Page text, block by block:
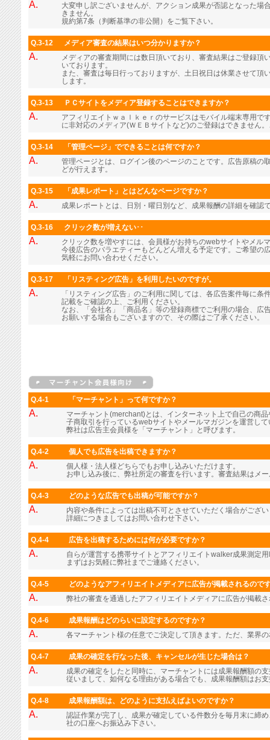
A.
大変申し訳ございませんが、アクション成果が否認となった場
きません。
規約第7条（判断基準の非公開）をご覧下さい。
Q.3-12 メディア審査の結果はいつ分かりますか？
A.
メディアの審査期間には数日頂いており、審査結果はご登録頂
いております。
また、審査は毎日行っておりますが、土日祝日は休業させて頂
します。
Q.3-13 ＰＣサイトをメディア登録することはできますか？
A.
アフィリエイトｗａｌｋｅｒのサービスはモバイル端末専用で
に非対応のメディア(ＷＥＢサイトなど)のご登録はできません
Q.3-14 「管理ページ」でできることは何ですか？
A.
管理ページとは、ログイン後のページのことです。広告原稿の
どが行えます。
Q.3-15 「成果レポート」とはどんなページですか？
A. 成果レポートとは、日別・曜日別など、成果報酬の詳細を確認
Q.3-16 クリック数が増えない･･
A.
クリック数を増やすには、会員様がお持ちのwebサイトやメル
今後広告のバラエティーもどんどん増える予定です。ご希望の
気軽にお問い合わせください。
Q.3-17 「リスティング広告」を利用したいのですが。
A.
「リスティング広告」のご利用に関しては、各広告案件毎に
記載をご確認の上、ご利用ください。
なお、「会社名」「商品名」等の登録商標でご利用の場合、広
お願いする場合もございますので、その際はご了承ください。
Q.4-1 「マーチャント」って何ですか？
A.
マーチャント(merchant)とは、インターネット上で自己の商
子商取引を行っているwebサイトやメールマガジンを運営し
弊社は広告主会員様を「マーチャント」と呼びます。
Q.4-2 個人でも広告を出稿できますか？
A.
個人様・法人様どちらでもお申し込みいただけます。
お申し込み後に、弊社所定の審査を行います。審査結果はメ
Q.4-3 どのような広告でも出稿が可能ですか？
A.
内容や条件によっては出稿不可とさせていただく場合がござ
詳細につきましてはお問い合わせ下さい。
Q.4-4 広告を出稿するためには何が必要ですか？
A.
自らが運営する携帯サイトとアフィリエイトwalker成果測定
まずはお気軽に弊社までご連絡ください。
Q.4-5 どのようなアフィリエイトメディアに広告が掲載されるので
A. 弊社の審査を通過したアフィリエイトメディアに広告が掲載
Q.4-6 成果報酬はどのらいに設定するのですか？
A. 各マーチャント様の任意でご決定して頂きます。ただ、業界
Q.4-7 成果の確定を行なった後、キャンセルが生じた場合は？
A.
成果の確定をしたと同時に、マーチャントには成果報酬額の
従いまして、如何なる理由がある場合でも、成果報酬額はお
Q.4-8 成果報酬額は、どのように支払えばよいのですか？
A.
認証作業が完了し、成果が確定している件数分を毎月末に締
社の口座へお振込み下さい。